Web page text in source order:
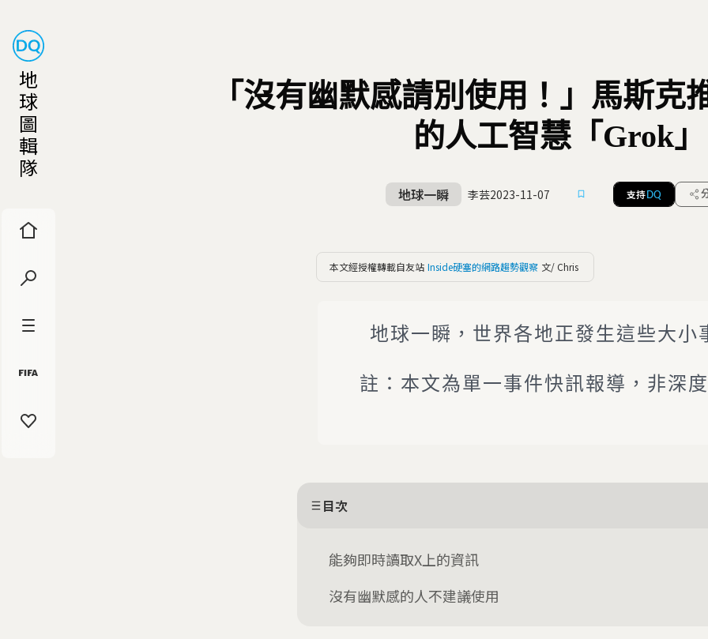
地
球
圖
輯
隊
「沒有幽默感請別使用！」馬斯克
的人工智慧「Grok」
地球一瞬 李芸2023-11-07 支持 DQ
本文經授權轉載自友站 Inside硬塞的網路趨勢觀察 文/ Chris
地球一瞬，世界各地正發生這些大小
註：本文為單一事件快訊報導，非深
目次
能夠即時讀取X上的資訊
沒有幽默感的人不建議使用